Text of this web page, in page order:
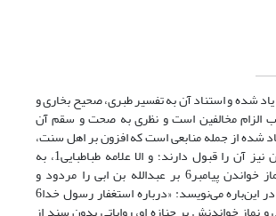
شده و استناد آن به تفسیر طبری، صحیح بخاری و
الزام مخالفین است و نظری به صحت و سقم آن
شده از جمله منابعی است که افزون بر اهل سنت،
ابن تیمیه و وهابیان نیز آن را قبول دارند؛ و الا علامه طباطبایی1، به
صراحت، روایات نماز خواندن پیامبر6 بر عبدالله بن ابی را مردود و
متناقض می‌داند و در این‌باره می‌نویسد: «درباره استغفار رسول خدا6